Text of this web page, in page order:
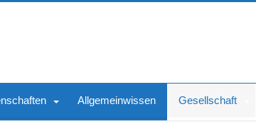
Allgemeinwissen Gesellschaft